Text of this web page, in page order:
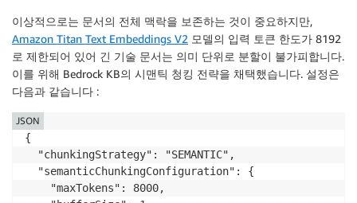
이상적으로는 문서의 전체 맥락을 보존하는 것이 중요하지만,
Amazon Titan Text Embeddings V2 모델의 입력 토큰 한도가 8192
로 제한되어 있어 긴 기술 문서는 의미 단위로 분할이 불가피합니다.
이를 위해 Bedrock KB의 시맨틱 청킹 전략을 채택했습니다. 설정은
다음과 같습니다 :
{
  "chunkingStrategy": "SEMANTIC",
  "semanticChunkingConfiguration": {
    "maxTokens": 8000,
JSON